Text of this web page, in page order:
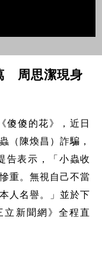
周思潔現身
傻傻的花》，近日
（陳煥昌）詐騙，
告表示，「小蟲收
重。無視自己不當
人名譽。」並於下
立新聞網》全程直